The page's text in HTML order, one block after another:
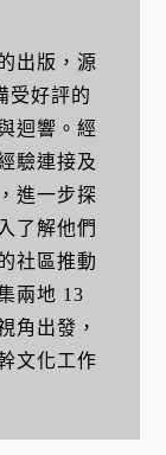
出版，源
受好評的
迴響。經
驗連接及
進一步探
了解他們
社區推動
兩地 13
角出發，
文化工作